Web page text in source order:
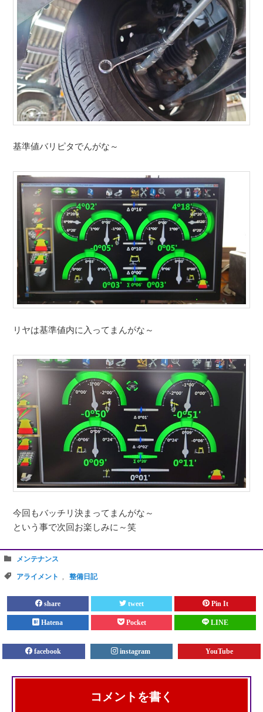
基準値バリピタでんがな～
リヤは基準値内に入ってまんがな～
今回もバッチリ決まってまんがな～
という事で次回お楽しみに～笑
メンテナンス
アライメント 整備日記
share tweet Pin It
Hatena Pocket LINE
facebook instagram YouTube
コメントを書く